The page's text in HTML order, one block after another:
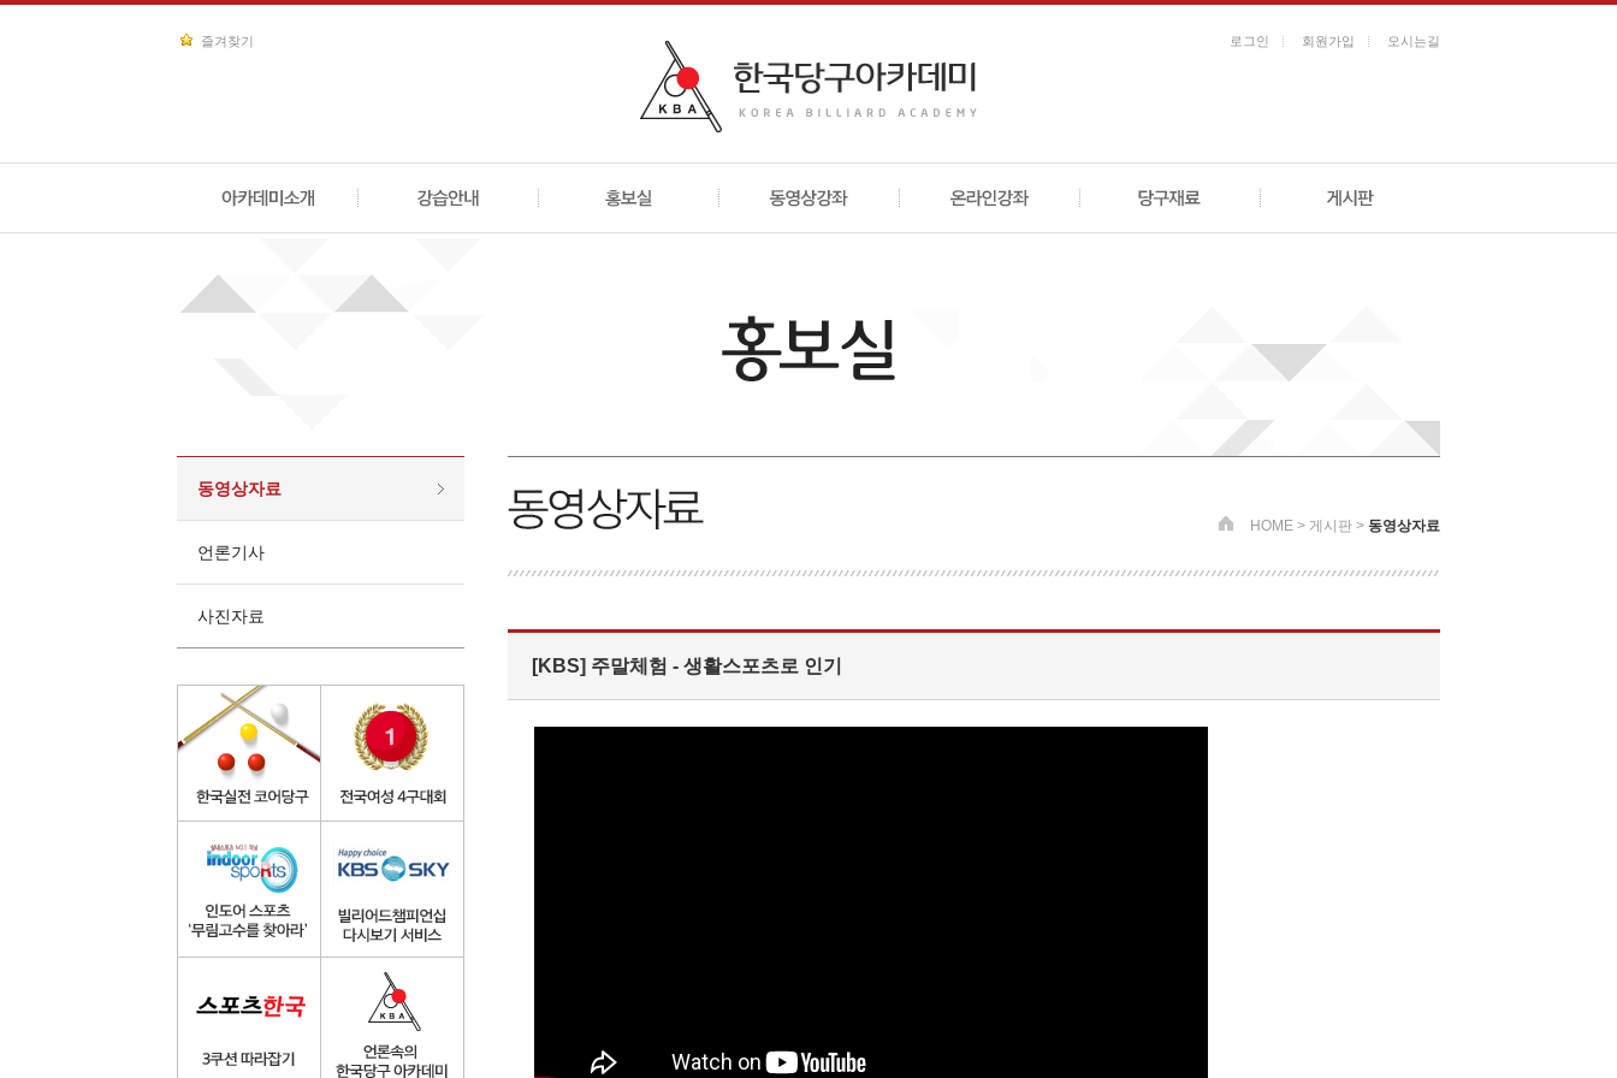
즐겨찾기 로그인 회원가입 오시는길
동영상자료
언론기사
사진자료
HOME > 게시판 > 동영상자료
[KBS] 주말체험 - 생활스포츠로 인기